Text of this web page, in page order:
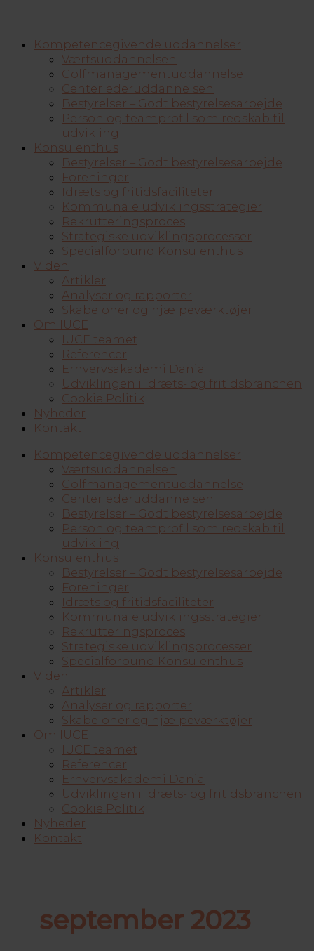
Kompetencegivende uddannelser
Værtsuddannelsen
Golfmanagementuddannelse
Centerlederuddannelsen
Bestyrelser – Godt bestyrelsesarbejde
Person og teamprofil som redskab til
udvikling
Konsulenthus
Bestyrelser – Godt bestyrelsesarbejde
Foreninger
Idræts og fritidsfaciliteter
Kommunale udviklingsstrategier
Rekrutteringsproces
Strategiske udviklingsprocesser
Specialforbund Konsulenthus
Viden
Artikler
Analyser og rapporter
Skabeloner og hjælpeværktøjer
Om IUCE
IUCE teamet
Referencer
Erhvervsakademi Dania
Udviklingen i idræts- og fritidsbranchen
Cookie Politik
Nyheder
Kontakt
Kompetencegivende uddannelser
Værtsuddannelsen
Golfmanagementuddannelse
Centerlederuddannelsen
Bestyrelser – Godt bestyrelsesarbejde
Person og teamprofil som redskab til
udvikling
Konsulenthus
Bestyrelser – Godt bestyrelsesarbejde
Foreninger
Idræts og fritidsfaciliteter
Kommunale udviklingsstrategier
Rekrutteringsproces
Strategiske udviklingsprocesser
Specialforbund Konsulenthus
Viden
Artikler
Analyser og rapporter
Skabeloner og hjælpeværktøjer
Om IUCE
IUCE teamet
Referencer
Erhvervsakademi Dania
Udviklingen i idræts- og fritidsbranchen
Cookie Politik
Nyheder
Kontakt
september 2023